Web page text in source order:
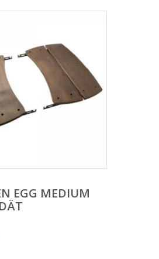
EGG MEDIUM